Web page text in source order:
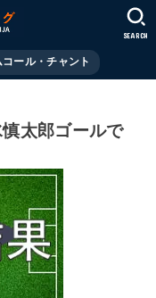
コール・チャント
SEARCH
太郎ゴールで